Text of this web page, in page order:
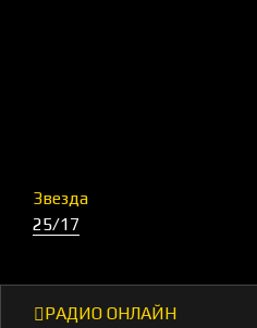
Звезда
25/17
РАДИО ОНЛАЙН